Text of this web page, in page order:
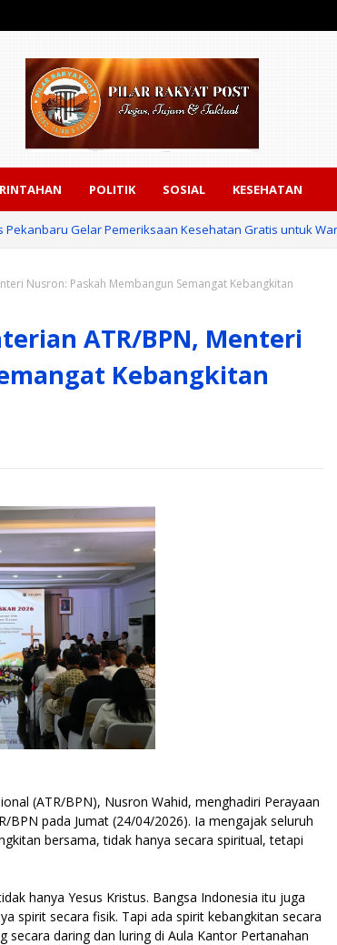
POLITIK SOSIAL KESEHATAN
insan Pers,Datin Imelda Samsi S.E. melalui Media
Nusron: Paskah Membangun Semangat Kebangkitan
ATR/BPN, Menteri
Kebangkitan
(ATR/BPN), Nusron Wahid, menghadiri Perayaan
BPN pada Jumat (24/04/2026). Ia mengajak seluruh
bersama, tidak hanya secara spiritual, tetapi
hanya Yesus Kristus. Bangsa Indonesia itu juga
spirit secara fisik. Tapi ada spirit kebangkitan secara
daring dan luring di Aula Kantor Pertanahan